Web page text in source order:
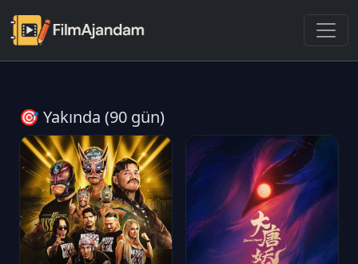
🎯 Yakında (90 gün)